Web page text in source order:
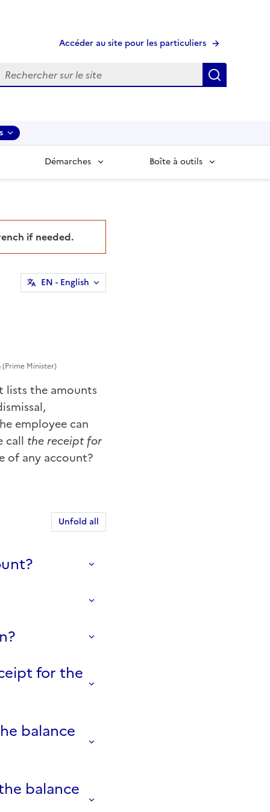
Accéder au site pour les particuliers
Recherche
Démarches Boîte à outils
if needed.
EN - English
Minister)
lists the amounts
employee can
call the receipt for
of any account?
Unfold all
for the
balance
balance